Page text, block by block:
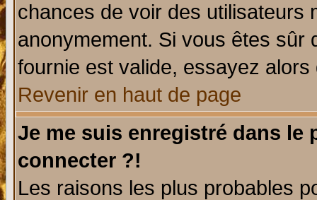
chances de voir des utilisateurs
anonymement. Si vous êtes sûr
fournie est valide, essayez
Revenir en haut de page
Je me suis enregistré dans le
connecter ?!
Les raisons les plus probables